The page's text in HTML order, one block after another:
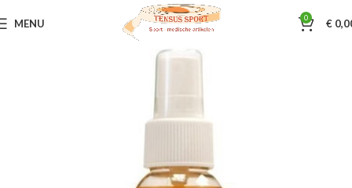
MENU 0 €
Home Sporttape & Bandages Tape benodigheden